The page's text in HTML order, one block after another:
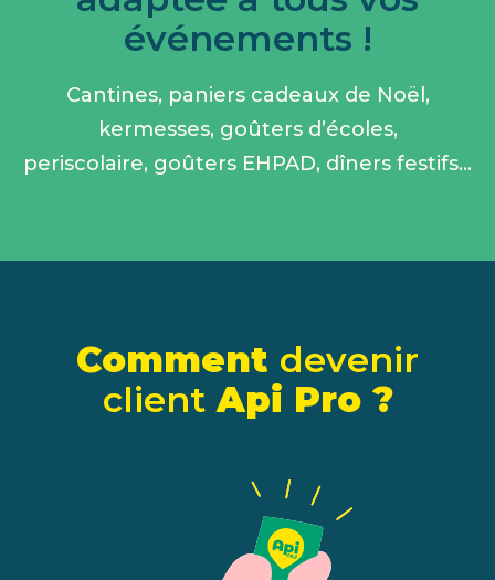
événements !
Cantines, paniers cadeaux de Noël,
kermesses, goûters d’écoles,
periscolaire, goûters EHPAD, dîners festifs…
Comment devenir
clientApi Pro ?